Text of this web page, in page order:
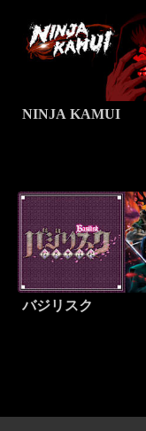
NINJA KAMUI
バジリスク